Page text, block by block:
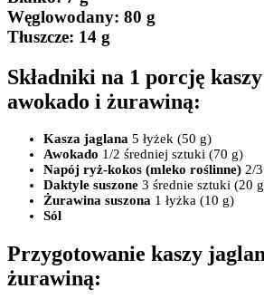
Węglowodany: 80 g
Tłuszcze: 14 g
Składniki na 1 porcję
awokado i żurawiną:
Kasza jaglana 5 łyżek (50 g)
Awokado 1/2 średniej sztuki (70 g)
Napój ryż-kokos (mleko roślinne) 2/
Daktyle suszone 3 średnie sztuki (20
Żurawina suszona 1 łyżka (10 g)
Sól
Przygotowanie kaszy
żurawiną: